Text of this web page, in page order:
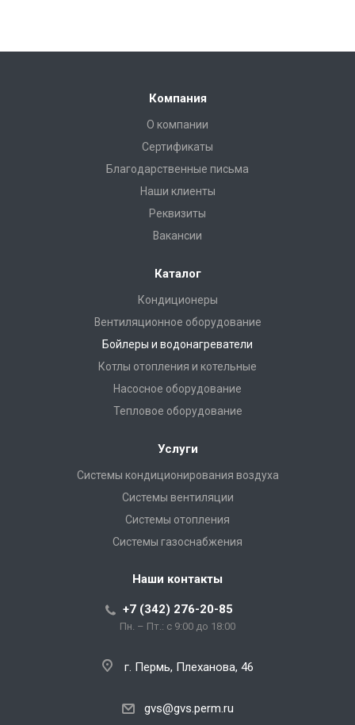
Компания
О компании
Сертификаты
Благодарственные письма
Наши клиенты
Реквизиты
Вакансии
Каталог
Кондиционеры
Вентиляционное оборудование
Бойлеры и водонагреватели
Котлы отопления и котельные
Насосное оборудование
Тепловое оборудование
Услуги
Системы кондиционирования воздуха
Системы вентиляции
Системы отопления
Системы газоснабжения
Наши контакты
+7 (342) 276-20-85
Пн. – Пт.: с 9:00 до 18:00
г. Пермь, Плеханова, 46
gvs@gvs.perm.ru